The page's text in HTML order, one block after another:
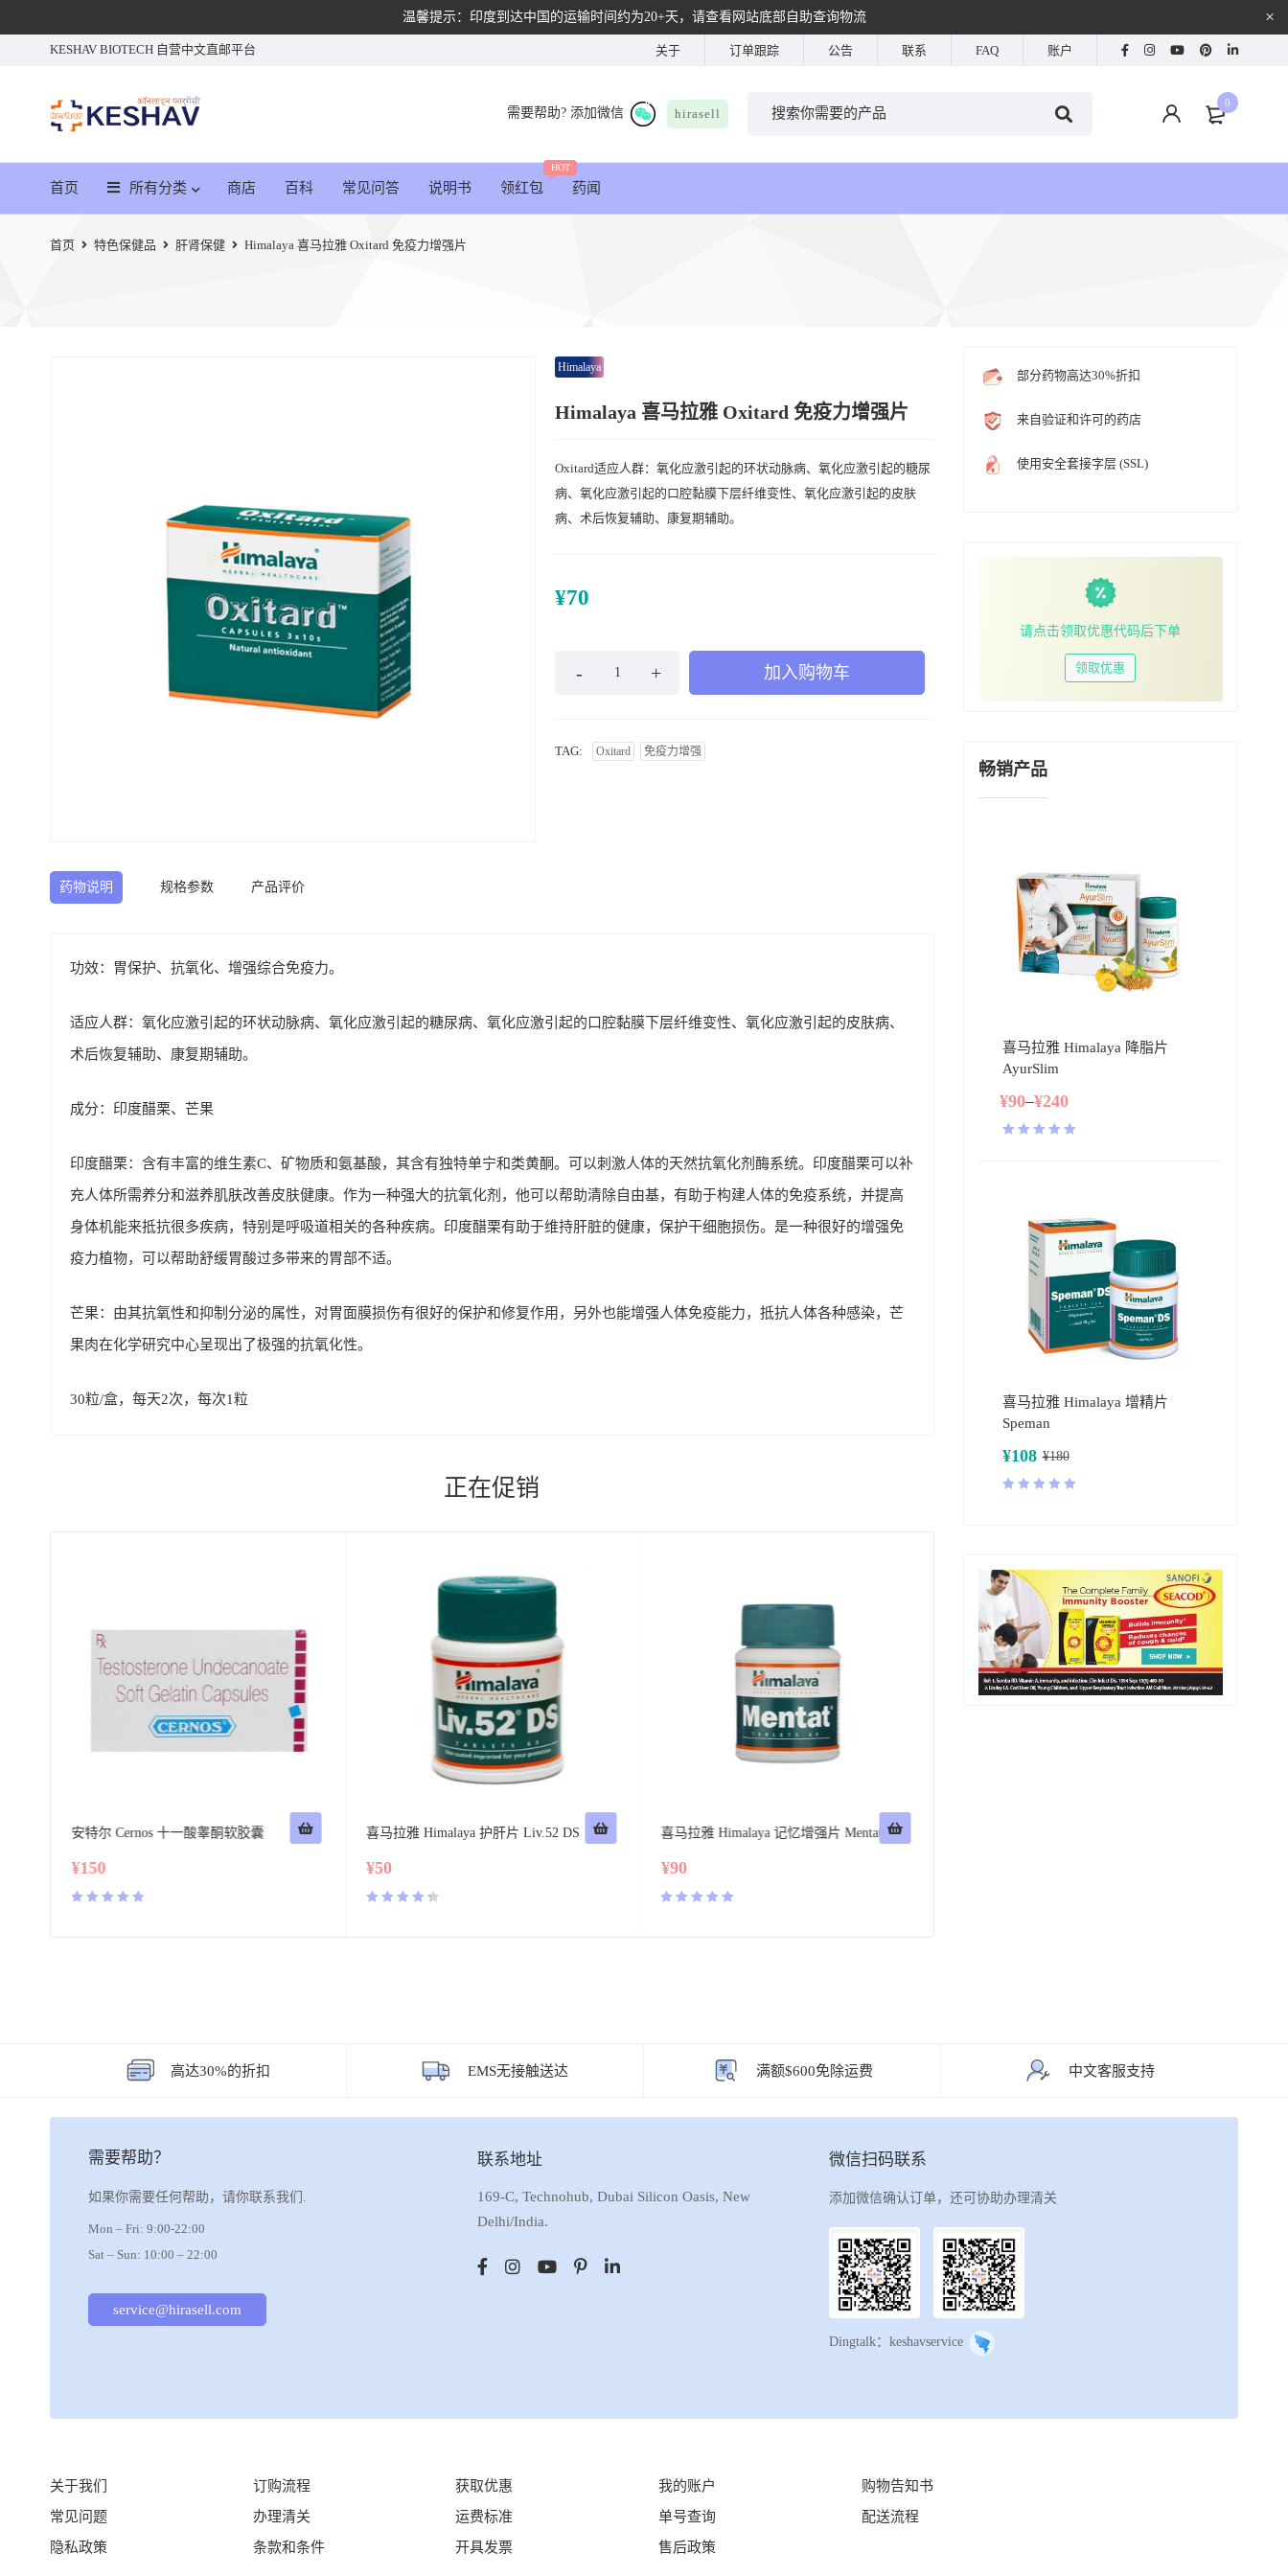
温馨提示：印度到达中国的运输时间约为20+天，请查看网站底部自助查询物流
KESHAV BIOTECH 自营中文直邮平台 关于 订单跟踪 公告 联系 FAQ 账户
0
需要帮助? 添加微信 hirasell
首页 所有分类 商店 百科 常见问答 说明书 领红包
HOT
药闻
首页 特色保健品 肝肾保健 Himalaya 喜马拉雅 Oxitard 免疫力增强片
Himalaya
Himalaya 喜马拉雅 Oxitard 免疫力增强片
Oxitard适应人群：氧化应激引起的环状动脉病、氧化应激引起的糖尿
病、氧化应激引起的口腔黏膜下层纤维变性、氧化应激引起的皮肤
病、术后恢复辅助、康复期辅助。
¥70
加入购物车
TAG: Oxitard 免疫力增强
药物说明 规格参数 产品评价
功效：胃保护、抗氧化、增强综合免疫力。
适应人群：氧化应激引起的环状动脉病、氧化应激引起的糖尿病、氧化应激引起的口腔黏膜下层纤维变性、氧化应激引起的皮肤病、
术后恢复辅助、康复期辅助。
成分：印度醋栗、芒果
印度醋栗：含有丰富的维生素C、矿物质和氨基酸，其含有独特单宁和类黄酮。可以刺激人体的天然抗氧化剂酶系统。印度醋栗可以补
充人体所需养分和滋养肌肤改善皮肤健康。作为一种强大的抗氧化剂，他可以帮助清除自由基，有助于构建人体的免疫系统，并提高
身体机能来抵抗很多疾病，特别是呼吸道相关的各种疾病。印度醋栗有助于维持肝脏的健康，保护干细胞损伤。是一种很好的增强免
疫力植物，可以帮助舒缓胃酸过多带来的胃部不适。
芒果：由其抗氧性和抑制分泌的属性，对胃面膜损伤有很好的保护和修复作用，另外也能增强人体免疫能力，抵抗人体各种感染，芒
果肉在化学研究中心呈现出了极强的抗氧化性。
30粒/盒，每天2次，每次1粒
正在促销
安特尔 Cernos 十一酸睾酮软胶囊
¥150
喜马拉雅 Himalaya 护肝片 Liv.52 DS
¥50
喜马拉雅 Himalaya 记忆增强片 Mentat
¥90
部分药物高达30%折扣
来自验证和许可的药店
使用安全套接字层 (SSL)
请点击领取优惠代码后下单
领取优惠
畅销产品
喜马拉雅 Himalaya 降脂片
AyurSlim
¥90–¥240
喜马拉雅 Himalaya 增精片
Speman
¥180
¥108
高达30%的折扣 EMS无接触送达 满额$600免除运费 中文客服支持
需要帮助？
如果你需要任何帮助，请你联系我们.
Mon – Fri: 9:00-22:00
Sat – Sun: 10:00 – 22:00
service@hirasell.com
联系地址
169-C, Technohub, Dubai Silicon Oasis, New
Delhi/India.
微信扫码联系
添加微信确认订单，还可协助办理清关
Dingtalk：keshavservice
关于我们
常见问题
隐私政策
订购流程
办理清关
条款和条件
获取优惠
运费标准
开具发票
我的账户
单号查询
售后政策
购物告知书
配送流程